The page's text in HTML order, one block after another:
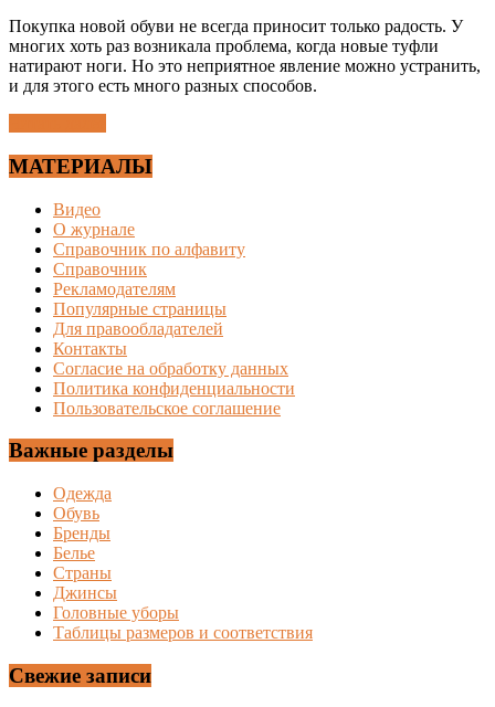
Покупка новой обуви не всегда приносит только радость. У
многих хоть раз возникала проблема, когда новые туфли
натирают ноги. Но это неприятное явление можно устранить,
и для этого есть много разных способов.
МАТЕРИАЛЫ
Видео
О журнале
Справочник по алфавиту
Справочник
Рекламодателям
Популярные страницы
Для правообладателей
Контакты
Согласие на обработку данных
Политика конфиденциальности
Пользовательское соглашение
Важные разделы
Одежда
Обувь
Бренды
Белье
Страны
Джинсы
Головные уборы
Таблицы размеров и соответствия
Свежие записи